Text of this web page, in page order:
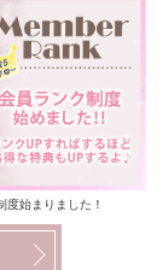
度始まりました！